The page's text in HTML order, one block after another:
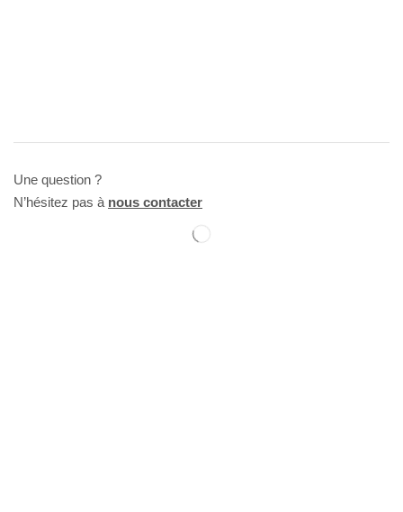
Une question ?
N’hésitez pas à nous contacter